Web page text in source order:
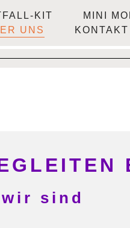
KIT
MINI
UNS KONTAKT
sind